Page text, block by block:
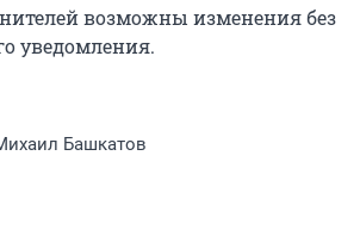
возможны изменения без
уведомления.
Башкатов